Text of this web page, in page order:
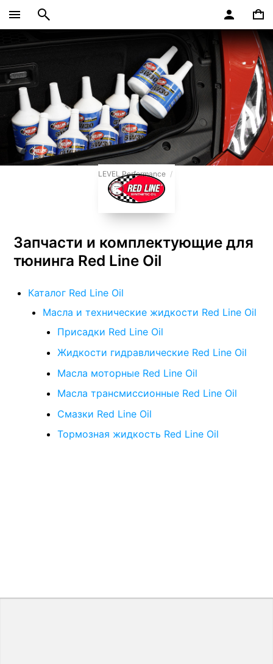
LEVEL Performance
Запчасти и комплектующие для
тюнинга Red Line Oil
Каталог Red Line Oil
Масла и технические жидкости Red Line Oil
Присадки Red Line Oil
Жидкости гидравлические Red Line Oil
Масла моторные Red Line Oil
Масла трансмиссионные Red Line Oil
Смазки Red Line Oil
Тормозная жидкость Red Line Oil